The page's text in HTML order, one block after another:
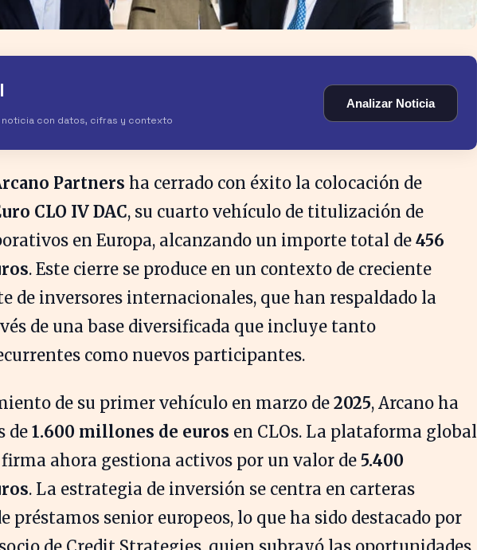
noticia con datos, cifras y contexto
Analizar Noticia
Partners ha cerrado con éxito la colocación de
CLO IV DAC, su cuarto vehículo de titulización de
en Europa, alcanzando un importe total de 456
. Este cierre se produce en un contexto de creciente
de inversores internacionales, que han respaldado la
de una base diversificada que incluye tanto
como nuevos participantes.
de su primer vehículo en marzo de 2025, Arcano ha
de 1.600 millones de euros en CLOs. La plataforma global
firma ahora gestiona activos por un valor de 5.400
. La estrategia de inversión se centra en carteras
préstamos senior europeos, lo que ha sido destacado por